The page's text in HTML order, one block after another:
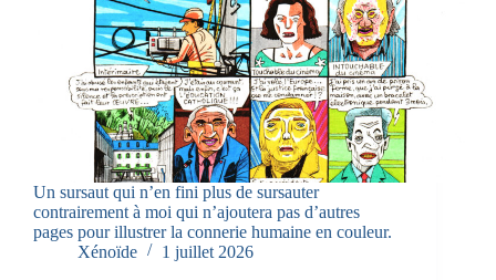
Un sursaut qui n’en fini plus de sursauter
contrairement à moi qui n’ajoutera pas d’autres
pages pour illustrer la connerie humaine en couleur.
Xénoïde
1 juillet 2026